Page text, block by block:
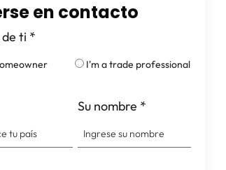
en contacto
ti *
I'm a trade professional
Su nombre *